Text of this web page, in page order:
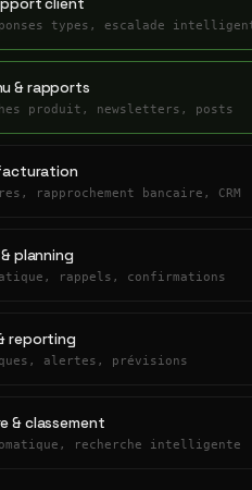
client
types, escalade
& rapports
produit, newsletters, posts
rapprochement bancaire, CRM
planning
rappels, confirmations
reporting
alertes, prévisions
& classement
recherche intelligente